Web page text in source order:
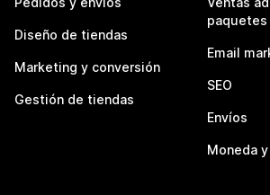
Diseño de tiendas
Marketing y conversión
Gestión de tiendas
paquetes
Email
SEO
Envíos
Moneda